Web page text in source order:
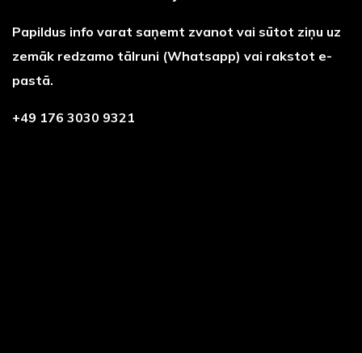
Papildus info varat saņemt zvanot vai sūtot ziņu uz
zemāk redzamo tālruni (Whatsapp) vai rakstot e-
pastā.
+49 176 3030 9321